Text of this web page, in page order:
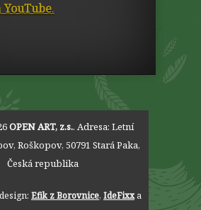
YouTube.
OPEN ART, z.s.. Adresa: Letní
, Roškopov, 50791 Stará Paka,
Česká republika
Efik z Borovnice, IdeFixxa